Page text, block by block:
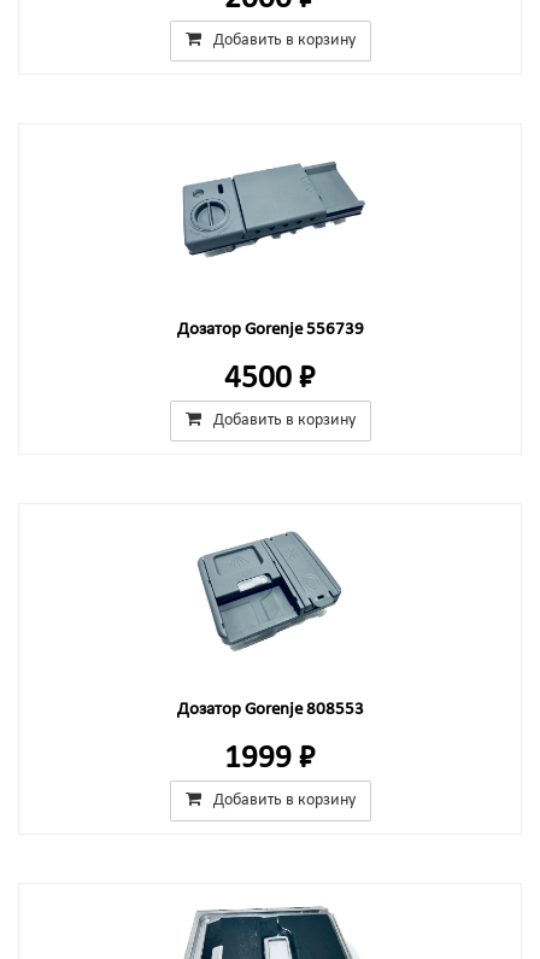
Добавить в корзину
Дозатор Gorenje 556739
4500 ₽
Добавить в корзину
Дозатор Gorenje 808553
1999 ₽
Добавить в корзину